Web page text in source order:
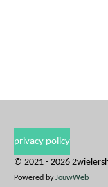
privacy policy
© 2021 - 2026
Powered byJouwWeb